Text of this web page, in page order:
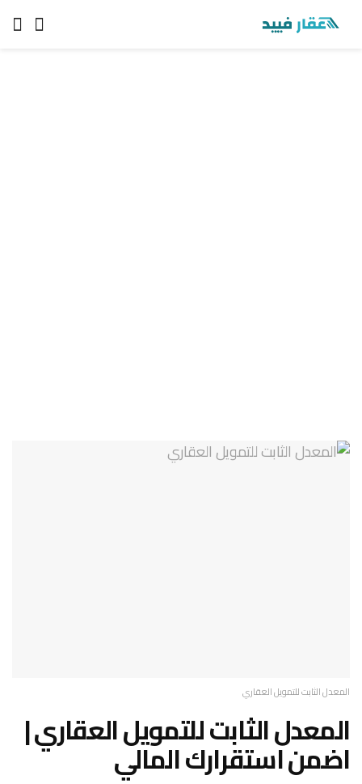
المعدل الثابت للتمويل العقاري
المعدل الثابت للتمويل العقاري |
اضمن استقرارك المالي